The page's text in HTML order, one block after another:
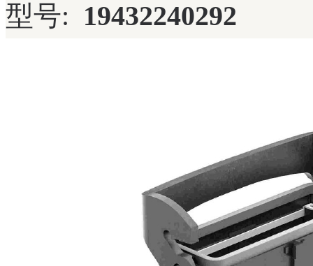
型号: 19432240292